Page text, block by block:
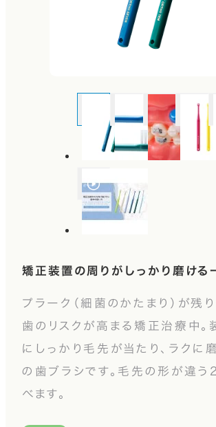
矯正装置の周りがしっかり磨ける
プラーク（細菌のかたまり）が残り
歯のリスクが高まる矯正治療中。
にしっかり毛先が当たり、ラクに
の歯ブラシです。毛先の形が違う
べます。